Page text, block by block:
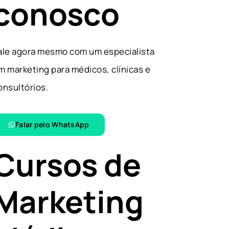
agora mesmo com um especialista
marketing para médicos, clínicas e
Falar pelo WhatsApp​
de